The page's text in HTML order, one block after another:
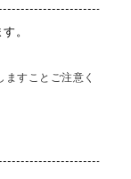
。
ますことご注意く